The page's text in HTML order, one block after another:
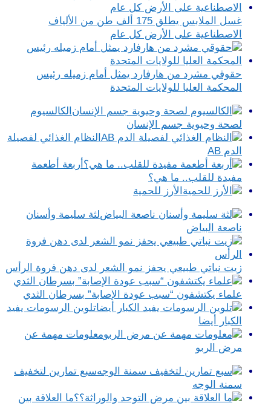
غسل الملابس يطلق 175 ألف طن من الألياف
الاصطناعية على الأرض كل عام
حقوقي مشرد من هارفارد يمثل أمام زميله رئيس
المحكمة العليا للولايات المتحدة
الكالسيوم
لصحة وحيوية جسم الإنسان
النظام الغذائي لفصيلة
الدم AB
أربعة أطعمة
مفيدة للقلب.. ما هي؟
الأرز للحمية
لثة سليمة وأسنان
ناصعة البياض
زيت نباتي طبيعي يحفز نمو الشعر لدى دهن فروة الرأس
علماء يكتشفون “سبب عودة الإصابة” بسرطان الثدي
تلوين الرسومات يفيد
الكبار أيضا
معلومات مهمة عن
مرض الربو
سبع تمارين لتخفيف
سمنة الوجه
ما العلاقة بين